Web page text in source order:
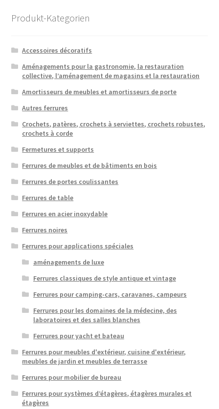
Produkt-Kategorien
Accessoires décoratifs
Aménagements pour la gastronomie, la restauration
collective, l’aménagement de magasins et la restauration
Amortisseurs de meubles et amortisseurs de porte
Autres ferrures
Crochets, patères, crochets à serviettes, crochets robustes,
crochets à corde
Fermetures et supports
Ferrures de meubles et de bâtiments en bois
Ferrures de portes coulissantes
Ferrures de table
Ferrures en acier inoxydable
Ferrures noires
Ferrures pour applications spéciales
aménagements de luxe
Ferrures classiques de style antique et vintage
Ferrures pour camping-cars, caravanes, campeurs
Ferrures pour les domaines de la médecine, des
laboratoires et des salles blanches
Ferrures pour yacht et bateau
Ferrures pour meubles d'extérieur, cuisine d'extérieur,
meubles de jardin et meubles de terrasse
Ferrures pour mobilier de bureau
Ferrures pour systèmes d’étagères, étagères murales et
étagères